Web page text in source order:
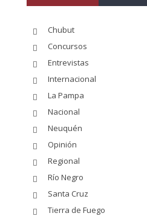
Chubut
Concursos
Entrevistas
Internacional
La Pampa
Nacional
Neuquén
Opinión
Regional
Río Negro
Santa Cruz
Tierra de Fuego